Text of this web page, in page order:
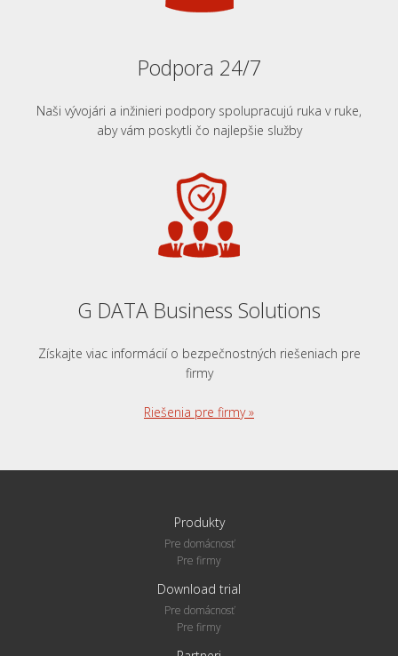
Podpora 24/7
Naši vývojári a inžinieri podpory spolupracujú ruka v ruke,
aby vám poskytli čo najlepšie služby
G DATA Business Solutions
Získajte viac informácií o bezpečnostných riešeniach pre
firmy
Riešenia pre firmy »
Produkty
Pre domácnosť
Pre firmy
Download trial
Pre domácnosť
Pre firmy